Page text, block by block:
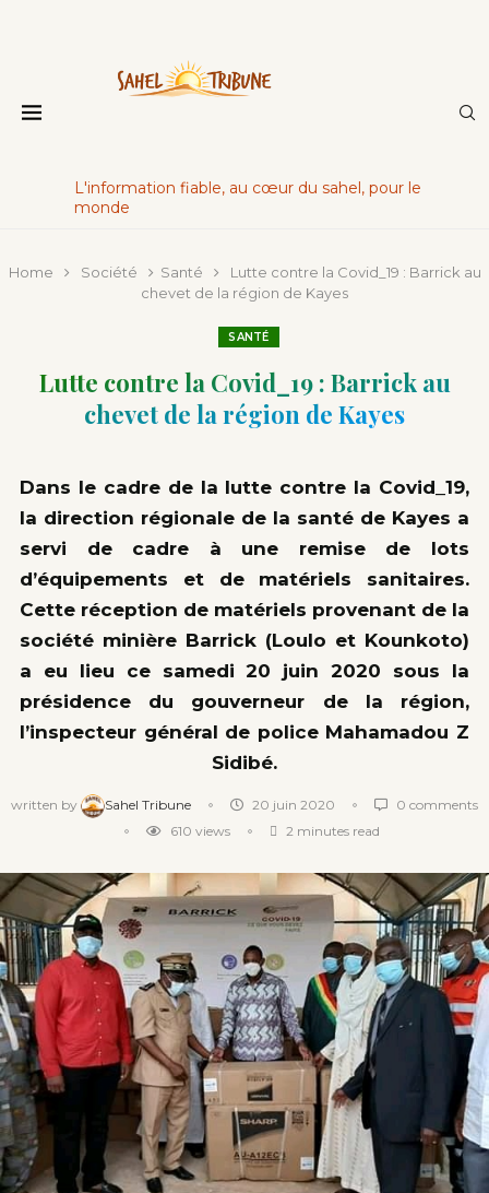
L'information fiable, au cœur du sahel, pour le
monde
Home Société Santé
Lutte contre la Covid_19 : Barrick au
chevet de la région de Kayes
SANTÉ
Lutte contre la Covid_19 : Barrick au
chevet de la région de Kayes
Dans le cadre de la lutte contre la Covid_19,
la direction régionale de la santé de Kayes a
servi de cadre à une remise de lots
d’équipements et de matériels sanitaires.
Cette réception de matériels provenant de la
société minière Barrick (Loulo et Kounkoto)
a eu lieu ce samedi 20 juin 2020 sous la
présidence du gouverneur de la région,
l’inspecteur général de police Mahamadou Z
Sidibé.
written by Sahel Tribune 20 juin 2020
0 comments
610 views 2 minutes read